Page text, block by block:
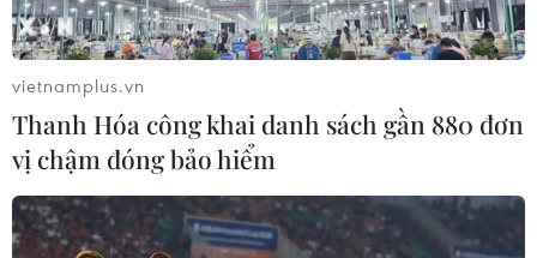
vietnamplus.vn
Thanh Hóa công khai danh sách gần 880 đơn
vị chậm đóng bảo hiểm